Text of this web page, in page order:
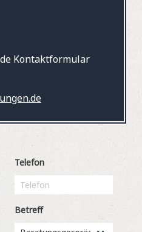
Kontaktformular
Telefon
Betreff